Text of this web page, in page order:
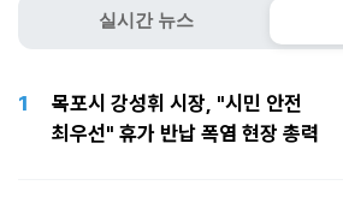
실시간 뉴스
1
목포시 강성휘 시장, "시민 안전
최우선" 휴가 반납 폭염 현장 총력